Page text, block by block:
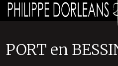
a
v
PORT en